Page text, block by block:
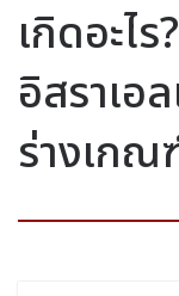
เกิดอะไ
อิสราเอ
ร่างเกณ